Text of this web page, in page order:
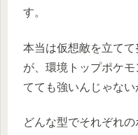
す。
本当は仮想敵を立て
が、環境トップポケ
てても強いんじゃな
どんな型でそれぞれ